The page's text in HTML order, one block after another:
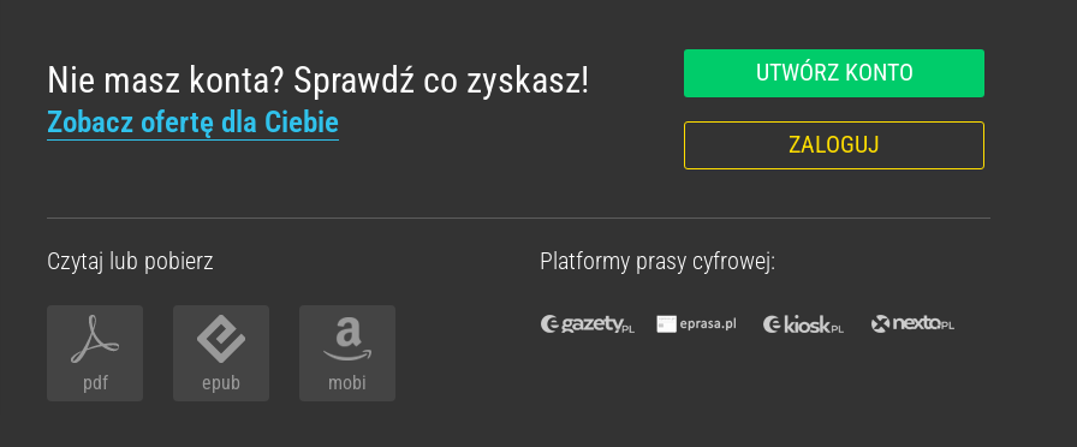
Nie masz konta? Sprawdź co zyskasz!
Zobacz ofertę dla Ciebie
UTWÓRZ KONTO
ZALOGUJ
Czytaj lub pobierz
pdf epub mobi
Platformy prasy cyfrowej: